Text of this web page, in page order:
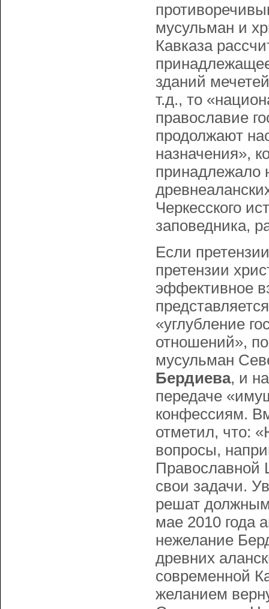
мусульман и
Кавказа
зданий
т.д., то
православие
продолжают
назначения»,
принадлежало
Черкесского
заповедника,
Если
претензии
эффективное
«углубление
отношений»,
мусульман
Бердиева, и
передаче
конфессиям.
отметил, что:
вопросы,
Православной
свои задачи.
решат должным
мае 2010 года
нежелание
древних
современной
желанием